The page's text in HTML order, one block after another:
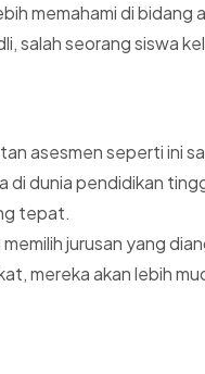
memahami di
salah seorang siswa
asesmen seperti
di dunia pendidikan
tepat.
jurusan yang
mereka akan lebih